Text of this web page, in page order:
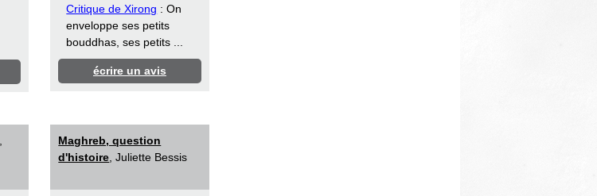
Critique de Xirong : On
enveloppe ses petits
bouddhas, ses petits ...
écrire un avis
Maghreb, question
d'histoire , Juliette Bessis